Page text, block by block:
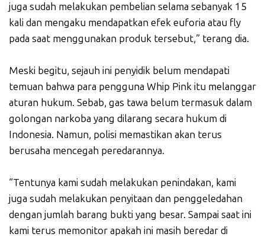
juga sudah melakukan pembelian selama sebanyak 15
kali dan mengaku mendapatkan efek euforia atau fly
pada saat menggunakan produk tersebut,” terang dia.
Meski begitu, sejauh ini penyidik belum mendapati
temuan bahwa para pengguna Whip Pink itu melanggar
aturan hukum. Sebab, gas tawa belum termasuk dalam
golongan narkoba yang dilarang secara hukum di
Indonesia. Namun, polisi memastikan akan terus
berusaha mencegah peredarannya.
”Tentunya kami sudah melakukan penindakan, kami
juga sudah melakukan penyitaan dan penggeledahan
dengan jumlah barang bukti yang besar. Sampai saat ini
kami terus memonitor apakah ini masih beredar di